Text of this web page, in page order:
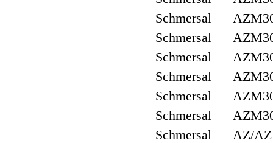
Schmersal
Schmersal
Schmersal
Schmersal
Schmersal
Schmersal
Schmersal AZ/